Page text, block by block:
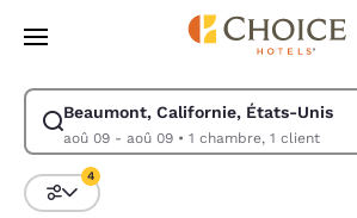
Sauter à Contenu Principal
Beaumont, Californie, États-Unis
aoû 09 - aoû 09• 1 chambre, 1 client
Modifier la recherche pour Beaumont,
Triez et filtrez
4